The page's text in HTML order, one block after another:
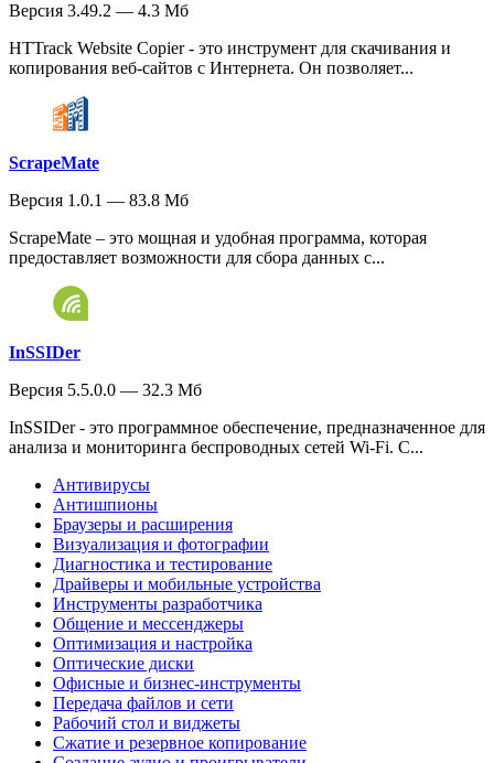
Версия 3.49.2 — 4.3 Мб
HTTrack Website Copier - это инструмент для скачивания и
копирования веб-сайтов с Интернета. Он позволяет...
ScrapeMate
Версия 1.0.1 — 83.8 Мб
ScrapeMate – это мощная и удобная программа, которая
предоставляет возможности для сбора данных с...
InSSIDer
Версия 5.5.0.0 — 32.3 Мб
InSSIDer - это программное обеспечение, предназначенное для
анализа и мониторинга беспроводных сетей Wi-Fi. С...
Антивирусы
Антишпионы
Браузеры и расширения
Визуализация и фотографии
Диагностика и тестирование
Драйверы и мобильные устройства
Инструменты разработчика
Общение и мессенджеры
Оптимизация и настройка
Оптические диски
Офисные и бизнес-инструменты
Передача файлов и сети
Рабочий стол и виджеты
Сжатие и резервное копирование